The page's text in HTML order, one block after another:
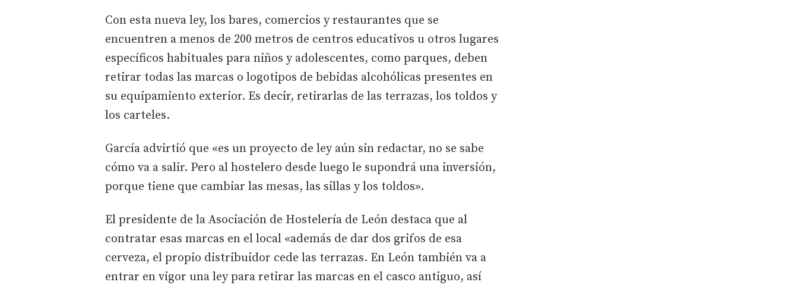
Con esta nueva ley, los bares, comercios y restaurantes que se
encuentren a menos de 200 metros de centros educativos u otros lugares
específicos habituales para niños y adolescentes, como parques, deben
retirar todas las marcas o logotipos de bebidas alcohólicas presentes en
su equipamiento exterior. Es decir, retirarlas de las terrazas, los toldos y
los carteles.
García advirtió que «es un proyecto de ley aún sin redactar, no se sabe
cómo va a salir. Pero al hostelero desde luego le supondrá una inversión,
porque tiene que cambiar las mesas, las sillas y los toldos».
El presidente de la Asociación de Hostelería de León destaca que al
contratar esas marcas en el local «además de dar dos grifos de esa
cerveza, el propio distribuidor cede las terrazas. En León también va a
entrar en vigor una ley para retirar las marcas en el casco antiguo, así